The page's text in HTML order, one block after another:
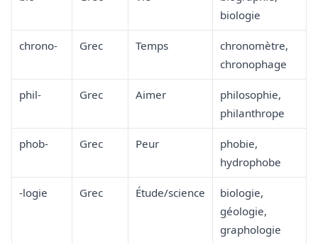
biologie
chrono- Grec Temps
chronomètre,
chronophage
phil- Grec Aimer
philosophie,
philanthrope
phob- Grec Peur
phobie,
hydrophobe
-logie Grec Étude/science
biologie,
géologie,
graphologie